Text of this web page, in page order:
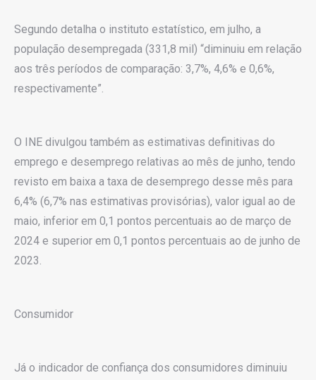
Segundo detalha o instituto estatístico, em julho, a
população desempregada (331,8 mil) “diminuiu em relação
aos três períodos de comparação: 3,7%, 4,6% e 0,6%,
respectivamente”.
O INE divulgou também as estimativas definitivas do
emprego e desemprego relativas ao mês de junho, tendo
revisto em baixa a taxa de desemprego desse mês para
6,4% (6,7% nas estimativas provisórias), valor igual ao de
maio, inferior em 0,1 pontos percentuais ao de março de
2024 e superior em 0,1 pontos percentuais ao de junho de
2023.
Consumidor
Já o indicador de confiança dos consumidores diminuiu